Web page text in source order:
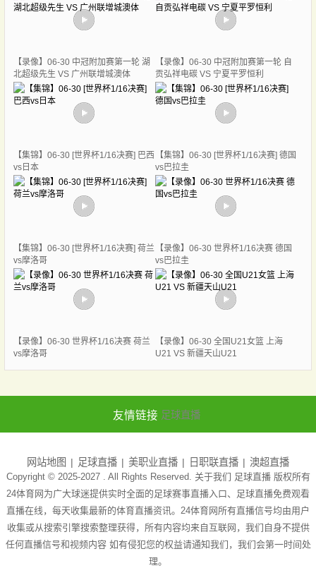
【录像】06-30 中冠附加赛第一轮 湖
北超级先生 VS 广州联增城澳体
【录像】06-30 中冠附加赛第一轮 自
贡弘祥电碳 VS 宁夏平罗恒利
【集锦】06-30 [世界杯1/16决赛] 巴西
vs日本
【集锦】06-30 [世界杯1/16决赛] 德国
vs巴拉圭
【集锦】06-30 [世界杯1/16决赛] 荷兰
vs摩洛哥
【录像】06-30 世界杯1/16决赛 德国
vs巴拉圭
【录像】06-30 世界杯1/16决赛 荷兰
vs摩洛哥
【录像】06-30 全国U21女篮 上海
U21 VS 新疆天山U21
友情链接 足球直播
网站地图 足球直播 美职业直播 日职联直播 澳超直播
Copyright © 2025-2027 . All Rights Reserved. 关于我们 足球直播版权所有
24体育网为广大球迷提供实时全面的足球赛事直播入口、足球直播免费观看
直播在线，每天收集最新的体育直播资讯。24体育网所有直播信号均由用户
收集或从搜索引擎搜索整理获得，所有内容均来自互联网，我们自身不提供
任何直播信号和视频内容 如有侵犯您的权益请通知我们，我们会第一时间处
理。